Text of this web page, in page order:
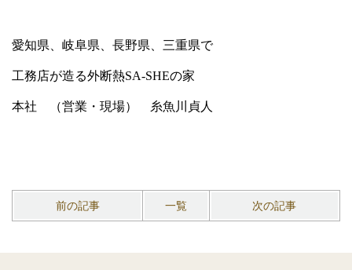
愛知県、岐阜県、長野県、三重県で
工務店が造る外断熱SA-SHEの家
本社 （営業・現場） 糸魚川貞人
前の記事 一覧 次の記事